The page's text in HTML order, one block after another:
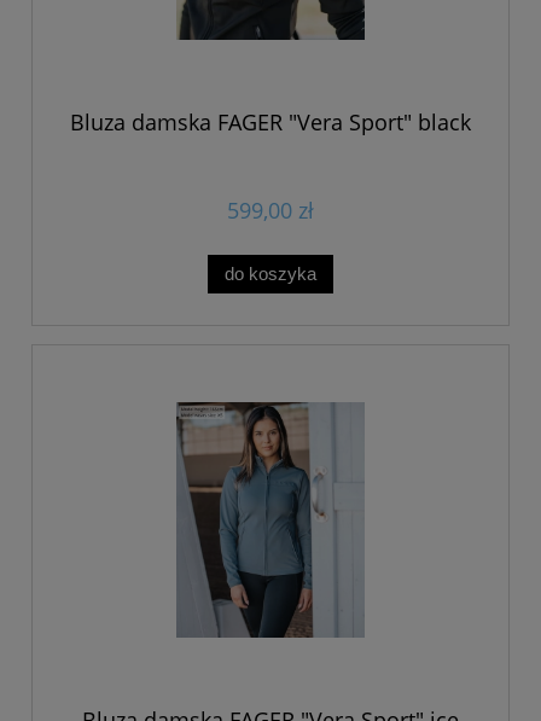
Bluza damska FAGER "Vera Sport" black
599,00 zł
do koszyka